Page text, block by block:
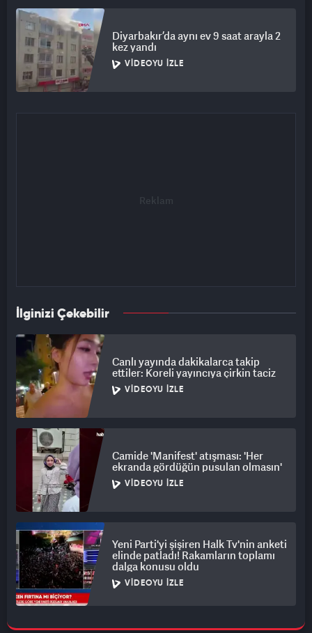
Diyarbakır’da aynı ev 9 saat arayla 2
kez yandı
VIDEOYU İZLE
İlginizi Çekebilir
Canlı yayında dakikalarca takip
ettiler: Koreli yayıncıya çirkin taciz
VIDEOYU İZLE
Camide 'Manifest' atışması: 'Her
ekranda gördüğün pusulan olmasın'
VIDEOYU İZLE
Yeni Parti'yi şişiren Halk Tv'nin anketi
elinde patladı! Rakamların toplamı
dalga konusu oldu
VIDEOYU İZLE